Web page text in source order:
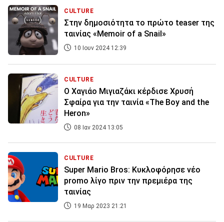
CULTURE
Στην δημοσιότητα το πρώτο teaser της
ταινίας «Memoir of a Snail»
10 Ιουν 2024 12:39
CULTURE
Ο Χαγιάο Μιγιαζάκι κέρδισε Χρυσή
Σφαίρα για την ταινία «The Boy and the
Heron»
08 Ιαν 2024 13:05
CULTURE
Super Mario Bros: Κυκλοφόρησε νέο
promo λίγο πριν την πρεμιέρα της
ταινίας
19 Μαρ 2023 21:21